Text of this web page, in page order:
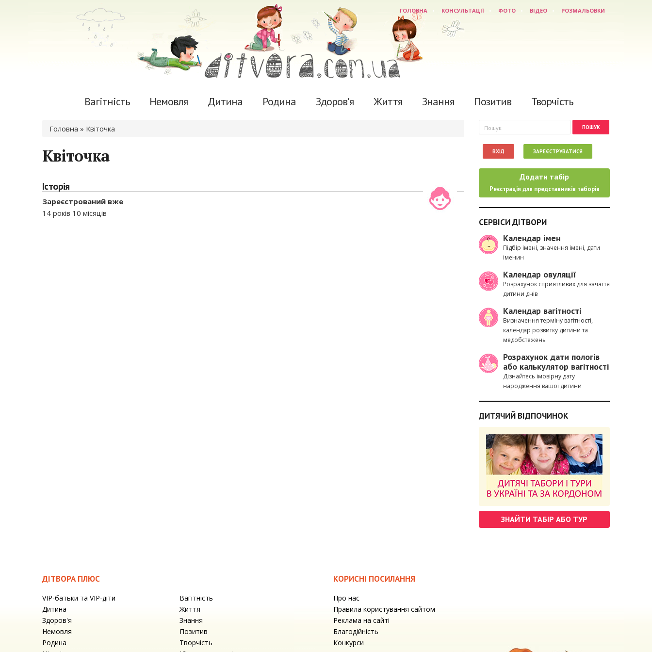
ГОЛОВНА КОНСУЛЬТАЦІЇ ФОТО ВІДЕО РОЗМАЛЬОВКИ
Вагітність Немовля Дитина Родина Здоров'я Життя Знання Позитив Творчість
Ви є тут
Головна » Квіточка
Квіточка
Історія
Зареєстрований вже
14 років 10 місяців
Пошукова форма
Пошук
ВХІД ЗАРЕЄСТРУВАТИСЯ
Додати табір
Реєстрація для представників таборів
СЕРВІСИ ДІТВОРИ
Календар імен
Підбір імені, значення імені, дати
іменин
Календар овуляції
Розрахунок сприятливих для зачаття
дитини днів
Календар вагітності
Визначення терміну вагітності,
календар розвитку дитини та
медобстежень
Розрахунок дати пологів
або калькулятор вагітності
Дізнайтесь імовірну дату
народження вашої дитини
ДИТЯЧИЙ ВІДПОЧИНОК
ЗНАЙТИ ТАБІР АБО ТУР
ДІТВОРА ПЛЮС
VIP-батьки та VIP-діти
Вагітність
Дитина
Життя
Здоров'я
Знання
Немовля
Позитив
Родина
Творчість
КОРИСНІ ПОСИЛАННЯ
Про нас
Правила користування сайтом
Реклама на сайті
Благодійність
Конкурси